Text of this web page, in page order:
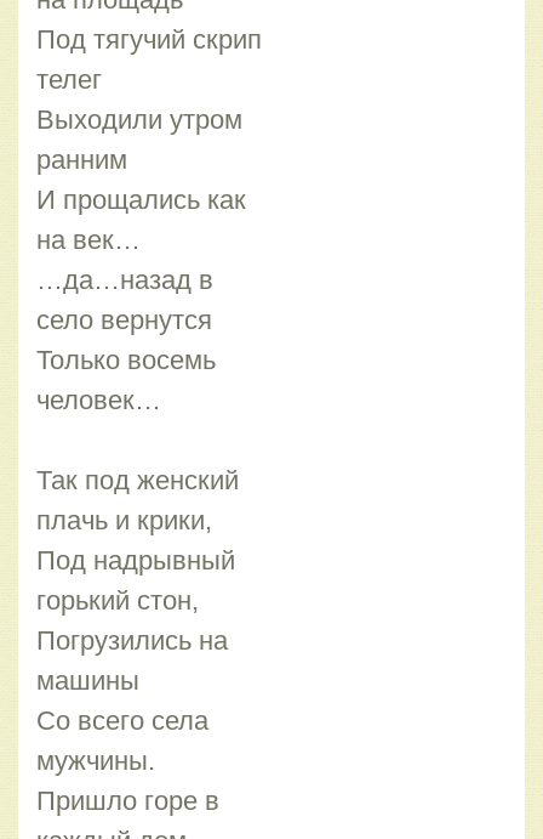
Под тягучий скрип
телег
Выходили утром
ранним
И прощались как
на век…
…да…назад в
село вернутся
Только восемь
человек…
Так под женский
плачь и крики,
Под надрывный
горький стон,
Погрузились на
машины
Со всего села
мужчины.
Пришло горе в